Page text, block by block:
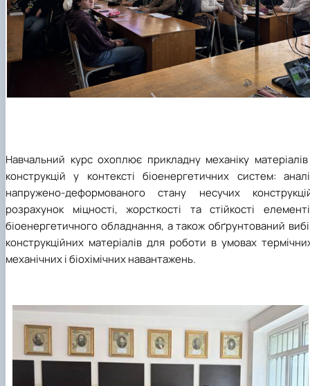
Навчальний курс охоплює прикладну механіку матеріалів
конструкцій у контексті біоенергетичних систем:
напружено-деформованого стану несучих
розрахунок міцності, жорсткості та стійкості
біоенергетичного обладнання, а також обґрунтований
конструкційних матеріалів для роботи в умовах
механічних і біохімічних навантажень.